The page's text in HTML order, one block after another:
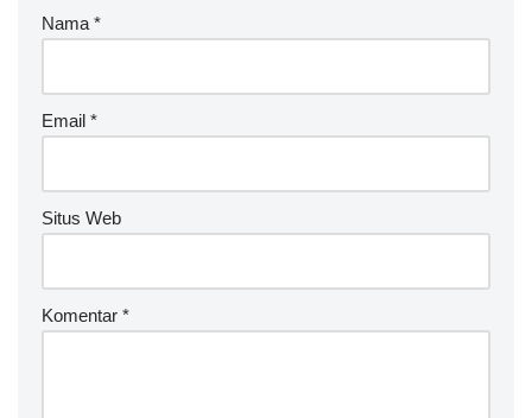
Nama *
Email *
Situs Web
Komentar *